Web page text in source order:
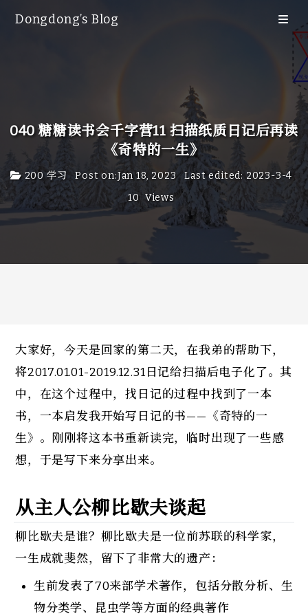
Dongdong’s Blog
Archive
65
Search
友情链接
关于
040 糖糖读书会千字营11 扫描纸质日记后再读
《奇特的一生》
200 学习 Post on:Jan 18, 2023 Last edited: 2023-3-4
10 Views
大家好，今天是回家的第二天，在我弟的帮助下，
将2017.01.01-2019.12.31日记给扫描后电子化了。其
中，在这个过程中，找日记的过程中找到了一本
书，一本启发我开始写日记的书——《奇特的一
生》。刚刚将这本书重新读完，临时出现了一些感
想，于是写下来分享出来。
从主人公柳比歇夫谈起
柳比歇夫是谁？柳比歇夫是一位前苏联的科学家，
一生成就斐然，留下了非常大的遗产：
生前发表了70来部学术著作，包括分散分析、生
物分类学、昆虫学等方面的经典著作